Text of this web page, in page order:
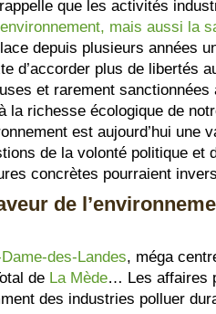
que les activités
mais aussi la
depuis plusieurs années
d’accorder plus de libertés
et rarement
richesse écologique de
est aujourd’hui une
de la volonté politique
concrètes pourraient
de
des-Landes, méga
de La Mède… Les affaires
des industries polluer